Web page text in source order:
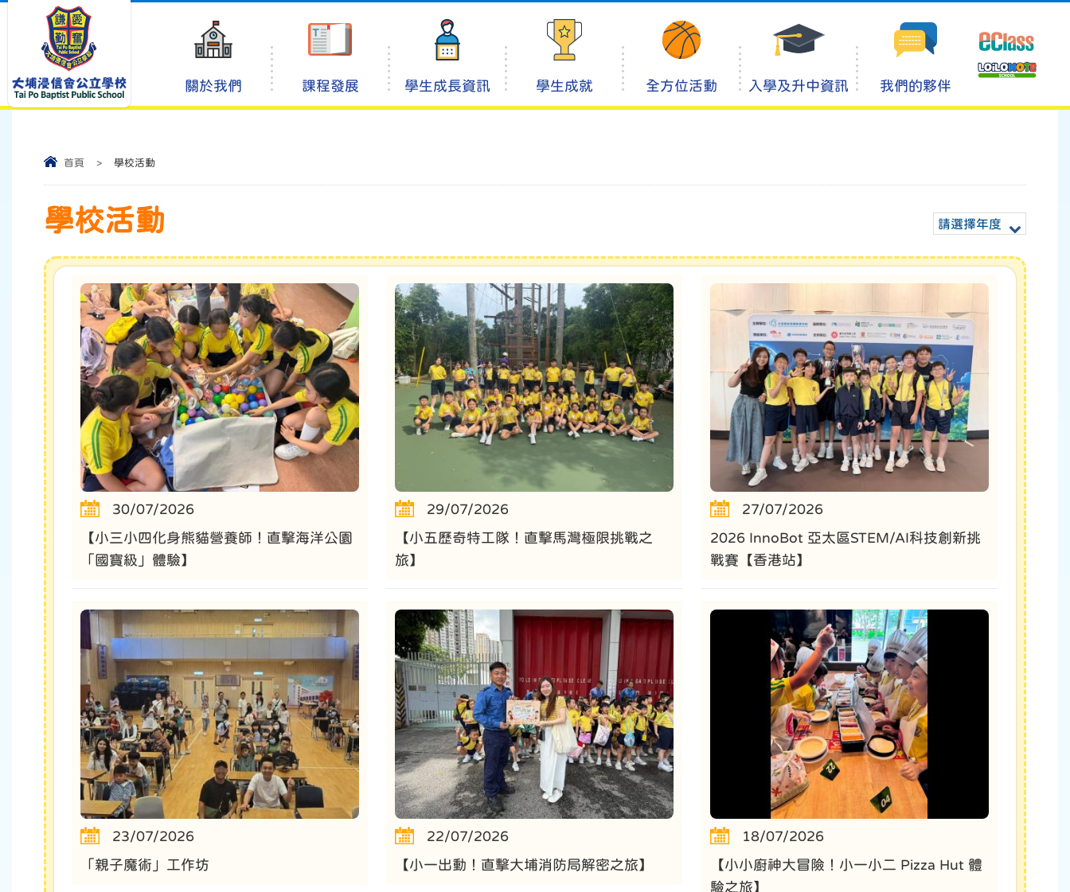
關於我們 課程發展 學生成長資訊 學生成就 全方位活動 入學及升中資訊 我們的夥伴
首頁 > 學校活動
學校活動 請選擇年度
30/07/2026
【小三小四化身熊貓營養師！直擊海洋公園
「國寶級」體驗】
29/07/2026
【小五歷奇特工隊！直擊馬灣極限挑戰之
旅】
27/07/2026
2026 InnoBot 亞太區STEM/AI科技創新挑
戰賽【香港站】
23/07/2026
「親子魔術」工作坊
22/07/2026
【小一出動！直擊大埔消防局解密之旅】
18/07/2026
【小小廚神大冒險！小一小二 Pizza Hut 體
驗之旅】